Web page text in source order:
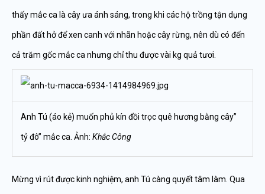
thấy mắc ca là cây ưa ánh sáng, trong khi các hộ trồng tận dụng
phần đất hở để xen canh với nhãn hoặc cây rừng, nên dù có đến
cả trăm gốc mắc ca nhưng chỉ thu được vài kg quả tươi.
Anh Tú (áo kẻ) muốn phủ kín đồi trọc quê hương bằng cây”
tỷ đô” mắc ca. Ảnh: Khắc Công
Mừng vì rút được kinh nghiệm, anh Tú càng quyết tâm làm. Qua